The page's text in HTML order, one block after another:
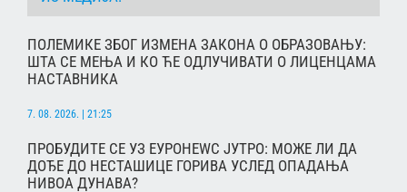
ПОЛЕМИКЕ ЗБОГ ИЗМЕНА ЗАКОНА О ОБРАЗОВАЊУ:
ШТА СЕ МЕЊА И КО ЋЕ ОДЛУЧИВАТИ О ЛИЦЕНЦАМА
НАСТАВНИКА
7. 08. 2026. | 21:25
ПРОБУДИТЕ СЕ УЗ ЕУРОНЕWС ЈУТРО: МОЖЕ ЛИ ДА
ДОЂЕ ДО НЕСТАШИЦЕ ГОРИВА УСЛЕД ОПАДАЊА
НИВОА ДУНАВА?